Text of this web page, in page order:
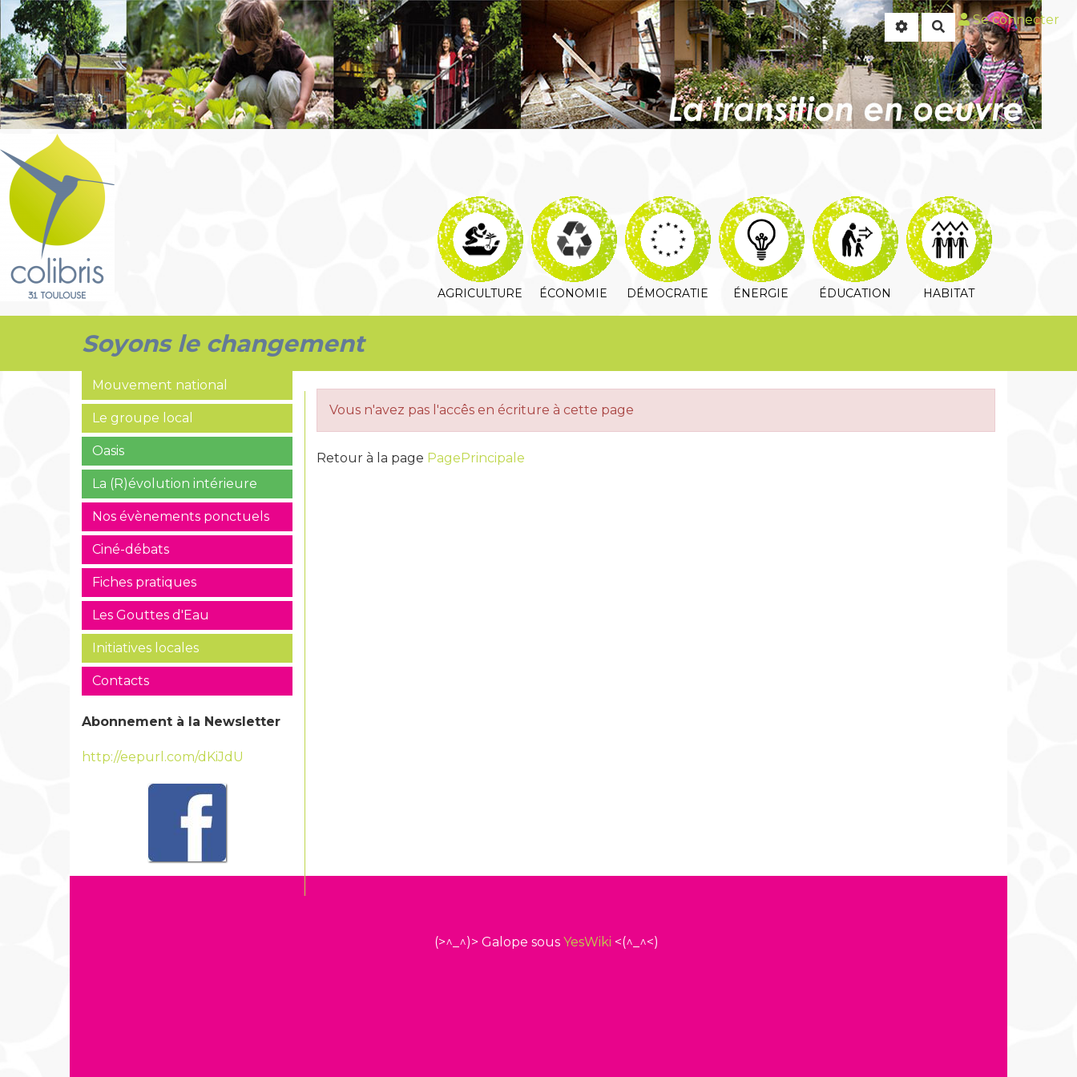
Rechercher
Se connecter
Soyons le changement
AGRICULTURE ÉCONOMIE DÉMOCRATIE ÉNERGIE ÉDUCATION HABITAT
Mouvement national
Le groupe local
Oasis
La (R)évolution intérieure
Nos évènements ponctuels
Ciné-débats
Fiches pratiques
Les Gouttes d'Eau
Initiatives locales
Contacts
Abonnement à la Newsletter
http://eepurl.com/dKiJdU
Vous n'avez pas l'accês en écriture à cette page
Retour à la page PagePrincipale
(>^_^)> Galope sous YesWiki <(^_^<)